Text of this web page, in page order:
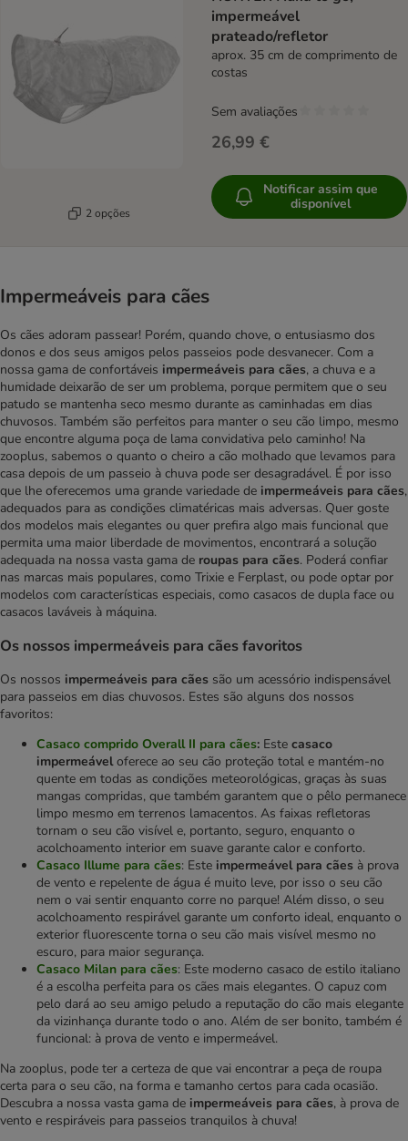
2 opções
impermeável
prateado/refletor
aprox. 35 cm de comprimento de
costas
26,99 €
Sem avaliações
Notificar assim que
disponível
Impermeáveis para cães
Os cães adoram passear! Porém, quando chove, o entusiasmo dos
donos e dos seus amigos pelos passeios pode desvanecer. Com a
nossa gama de confortáveis impermeáveis para cães, a chuva e a
humidade deixarão de ser um problema, porque permitem que o seu
patudo se mantenha seco mesmo durante as caminhadas em dias
chuvosos. Também são perfeitos para manter o seu cão limpo, mesmo
que encontre alguma poça de lama convidativa pelo caminho! Na
zooplus, sabemos o quanto o cheiro a cão molhado que levamos para
casa depois de um passeio à chuva pode ser desagradável. É por isso
que lhe oferecemos uma grande variedade de impermeáveis para cães,
adequados para as condições climatéricas mais adversas. Quer goste
dos modelos mais elegantes ou quer prefira algo mais funcional que
permita uma maior liberdade de movimentos, encontrará a solução
adequada na nossa vasta gama de roupas para cães. Poderá confiar
nas marcas mais populares, como Trixie e Ferplast, ou pode optar por
modelos com características especiais, como casacos de dupla face ou
casacos laváveis à máquina.
Os nossos impermeáveis para cães favoritos
Os nossos impermeáveis para cães são um acessório indispensável
para passeios em dias chuvosos. Estes são alguns dos nossos
favoritos:
Casaco comprido Overall II para cães: Este casaco
impermeáveloferece ao seu cão proteção total e mantém-no
quente em todas as condições meteorológicas, graças às suas
mangas compridas, que também garantem que o pêlo permanece
limpo mesmo em terrenos lamacentos. As faixas refletoras
tornam o seu cão visível e, portanto, seguro, enquanto o
acolchoamento interior em suave garante calor e conforto.
Casaco Illume para cães: Este impermeável para cães à prova
de vento e repelente de água é muito leve, por isso o seu cão
nem o vai sentir enquanto corre no parque! Além disso, o seu
acolchoamento respirável garante um conforto ideal, enquanto o
exterior fluorescente torna o seu cão mais visível mesmo no
escuro, para maior segurança.
Casaco Milan para cães: Este moderno casaco de estilo italiano
é a escolha perfeita para os cães mais elegantes. O capuz com
pelo dará ao seu amigo peludo a reputação do cão mais elegante
da vizinhança durante todo o ano. Além de ser bonito, também é
funcional: à prova de vento e impermeável.
Na zooplus, pode ter a certeza de que vai encontrar a peça de roupa
certa para o seu cão, na forma e tamanho certos para cada ocasião.
Descubra a nossa vasta gama de impermeáveis para cães, à prova de
vento e respiráveis para passeios tranquilos à chuva!